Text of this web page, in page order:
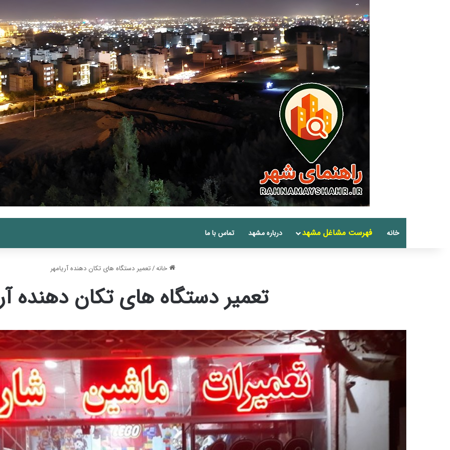
خانه فهرست مشاغل مشهد درباره مشهد تماس با ما
خانه/تعمیر دستگاه های تکان دهنده آریامهر
تعمیر دستگاه های تکان دهنده